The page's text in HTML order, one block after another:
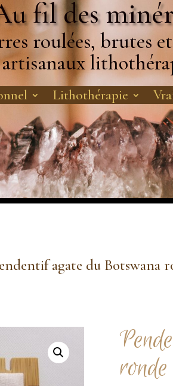
fil des
roulées, brutes
Lithothérapie
agate du Botswana
ronde